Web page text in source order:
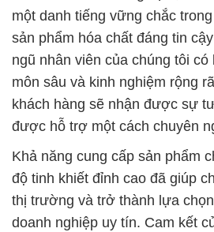
một danh tiếng vững chắc
sản phẩm hóa chất đáng tin
ngũ nhân viên của chúng tôi
môn sâu và kinh nghiệm rộng
khách hàng sẽ nhận được sự
được hỗ trợ một cách chuyên
Khả năng cung cấp sản phẩm
độ tinh khiết đỉnh cao đã giúp
thị trường và trở thành lựa
doanh nghiệp uy tín. Cam kết